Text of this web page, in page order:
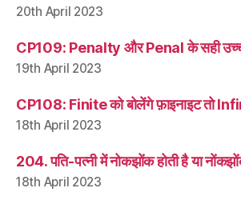
20th April 2023
CP109: Penalty और Penal के सही
19th April 2023
CP108: Finite को बोलेंगे फ़ाइनाइट तो
18th April 2023
204. पति-पत्नी में नोकझोंक होती है या
18th April 2023